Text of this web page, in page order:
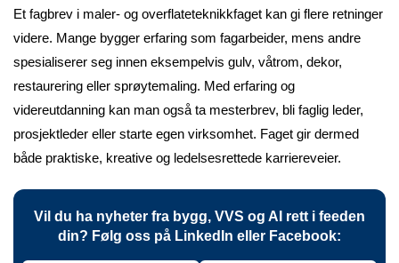
Et fagbrev i maler- og overflateteknikkfaget kan gi flere retninger
videre. Mange bygger erfaring som fagarbeider, mens andre
spesialiserer seg innen eksempelvis gulv, våtrom, dekor,
restaurering eller sprøytemaling. Med erfaring og
videreutdanning kan man også ta mesterbrev, bli faglig leder,
prosjektleder eller starte egen virksomhet. Faget gir dermed
både praktiske, kreative og ledelsesrettede karriereveier.
Vil du ha nyheter fra bygg, VVS og AI rett i feeden
din? Følg oss på LinkedIn eller Facebook: